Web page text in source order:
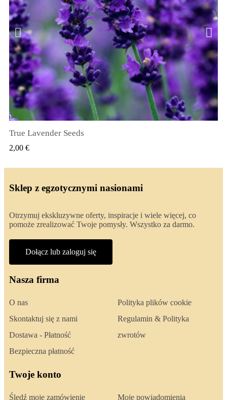
SZYBKI PODGLĄD
True Lavender Seeds
2,00 €
Sklep z egzotycznymi nasionami
Otrzymuj ekskluzywne oferty, inspiracje i wiele więcej, co
pomoże zrealizować Twoje pomysły. Wszystko za darmo.
Dołącz lub zaloguj się
Nasza firma
O nas
Skontaktuj się z nami
Dostawa - Płatność
Bezpieczna płatność
Polityka plików cookie
Regulamin & Polityka
zwrotów
Twoje konto
Śledź moje zamówienie Moje powiadomienia